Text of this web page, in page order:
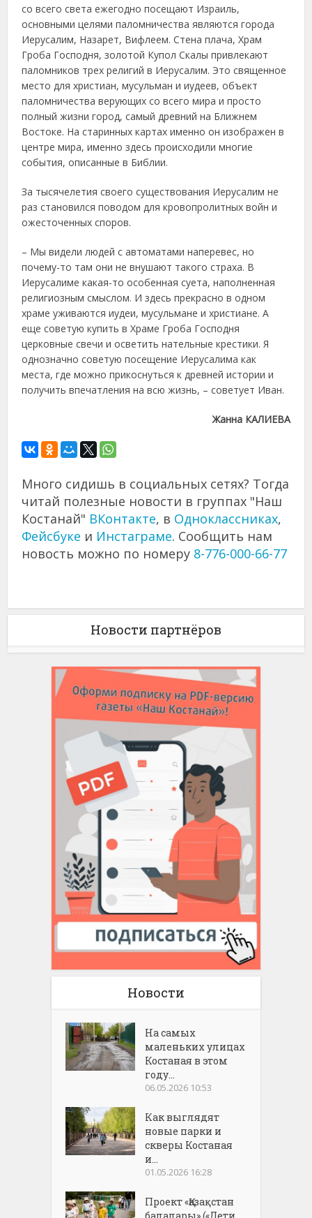
со всего света ежегодно посещают Израиль,
основными целями паломничества являются города
Иерусалим, Назарет, Вифлеем. Стена плача, Храм
Гроба Господня, золотой Купол Скалы привлекают
паломников трех религий в Иерусалим. Это священное
место для христиан, мусульман и иудеев, объект
паломничества верующих со всего мира и просто
полный жизни город, самый древний на Ближнем
Востоке. На старинных картах именно он изображен в
центре мира, именно здесь происходили многие
события, описанные в Библии.
За тысячелетия своего существования Иерусалим не
раз становился поводом для кровопролитных войн и
ожесточенных споров.
– Мы видели людей с автоматами наперевес, но
почему-то там они не внушают такого страха. В
Иерусалиме какая-то особенная суета, наполненная
религиозным смыслом. И здесь прекрасно в одном
храме уживаются иудеи, мусульмане и христиане. А
еще советую купить в Храме Гроба Господня
церковные свечи и осветить нательные крестики. Я
однозначно советую посещение Иерусалима как
места, где можно прикоснуться к древней истории и
получить впечатления на всю жизнь, – советует Иван.
Жанна КАЛИЕВА
Много сидишь в социальных сетях? Тогда
читай полезные новости в группах "Наш
Костанай" ВКонтакте, в Одноклассниках,
Фейсбуке и Инстаграме. Сообщить нам
новость можно по номеру 8-776-000-66-77
Новости партнёров
Новости
На самых
маленьких улицах
Костаная в этом
году...
06.05.2026 10:53
Как выглядят
новые парки и
скверы Костаная
и...
01.05.2026 16:28
Проект «Қазақстан
балалары» («Дети